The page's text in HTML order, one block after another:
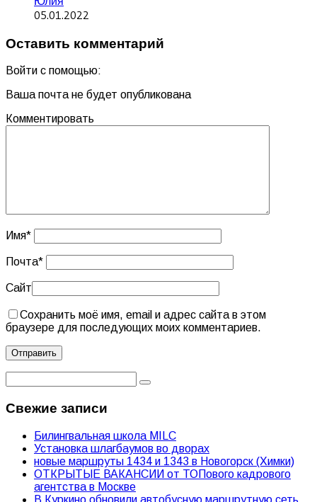
05.01.2022
Оставить комментарий
Войти с помощью:
Ваша почта не будет опубликована
Комментировать
Имя*
Почта*
Сайт
Сохранить моё имя, email и адрес сайта в этом
браузере для последующих моих комментариев.
Свежие записи
Билингвальная школа MILC
Установка шлагбаумов во дворах
новые маршруты 1434 и 1343 в Новогорск (Химки)
ОТКРЫТЫЕ ВАКАНСИИ от ТОПового кадрового
агентства в Москве
В Куркино обновили автобусную маршрутную сеть